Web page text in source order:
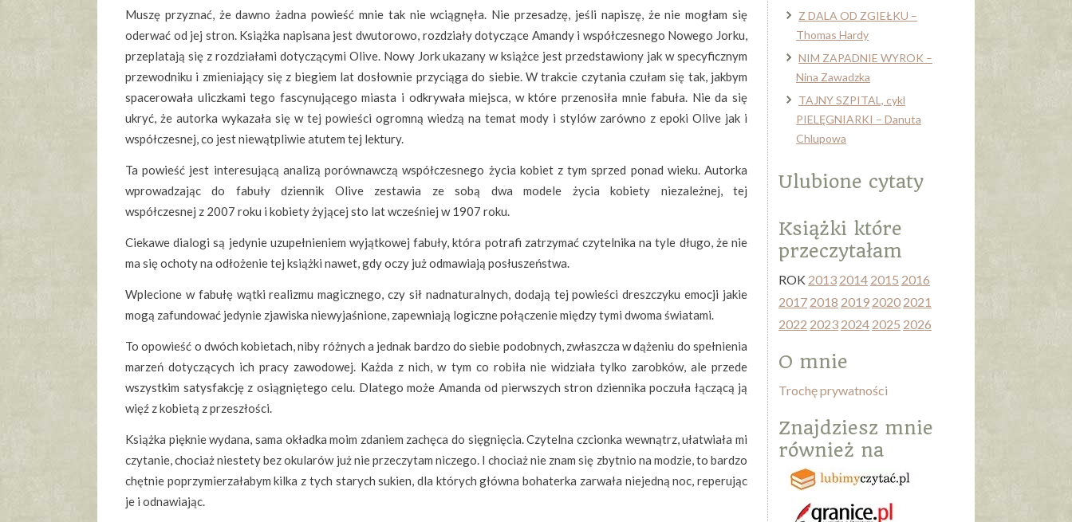
Muszę przyznać, że dawno żadna powieść mnie tak nie wciągnęła. Nie przesadzę, jeśli napiszę, że nie mogłam się
oderwać od jej stron. Książka napisana jest dwutorowo, rozdziały dotyczące Amandy i współczesnego Nowego Jorku,
przeplatają się z rozdziałami dotyczącymi Olive. Nowy Jork ukazany w książce jest przedstawiony jak w specyficznym
przewodniku i zmieniający się z biegiem lat dosłownie przyciąga do siebie. W trakcie czytania czułam się tak, jakbym
spacerowała uliczkami tego fascynującego miasta i odkrywała miejsca, w które przenosiła mnie fabuła. Nie da się
ukryć, że autorka wykazała się w tej powieści ogromną wiedzą na temat mody i stylów zarówno z epoki Olive jak i
współczesnej, co jest niewątpliwie atutem tej lektury.
Ta powieść jest interesującą analizą porównawczą współczesnego życia kobiet z tym sprzed ponad wieku. Autorka
wprowadzając do fabuły dziennik Olive zestawia ze sobą dwa modele życia kobiety niezależnej, tej
współczesnej z 2007 roku i kobiety żyjącej sto lat wcześniej w 1907 roku.
Ciekawe dialogi są jedynie uzupełnieniem wyjątkowej fabuły, która potrafi zatrzymać czytelnika na tyle długo, że nie
ma się ochoty na odłożenie tej książki nawet, gdy oczy już odmawiają posłuszeństwa.
Wplecione w fabułę wątki realizmu magicznego, czy sił nadnaturalnych, dodają tej powieści dreszczyku emocji jakie
mogą zafundować jedynie zjawiska niewyjaśnione, zapewniają logiczne połączenie między tymi dwoma światami.
To opowieść o dwóch kobietach, niby różnych a jednak bardzo do siebie podobnych, zwłaszcza w dążeniu do spełnienia
marzeń dotyczących ich pracy zawodowej. Każda z nich, w tym co robiła nie widziała tylko zarobków, ale przede
wszystkim satysfakcję z osiągniętego celu. Dlatego może Amanda od pierwszych stron dziennika poczuła łączącą ją
więź z kobietą z przeszłości.
Książka pięknie wydana, sama okładka moim zdaniem zachęca do sięgnięcia. Czytelna czcionka wewnątrz, ułatwiała mi
czytanie, chociaż niestety bez okularów już nie przeczytam niczego. I chociaż nie znam się zbytnio na modzie, to bardzo
chętnie poprzymierzałabym kilka z tych starych sukien, dla których główna bohaterka zarwała niejedną noc, reperując
je i odnawiając.
Z DALA OD ZGIEŁKU –
Thomas Hardy
NIM ZAPADNIE WYROK –
Nina Zawadzka
TAJNY SZPITAL, cykl
PIELĘGNIARKI – Danuta
Chlupowa
Ulubione cytaty
Książki które
przeczytałam
ROK 2013 2014 2015 2016
2017 2018 2019 2020 2021
2022 2023 2024 2025 2026
O mnie
Trochę prywatności
Znajdziesz mnie
również na